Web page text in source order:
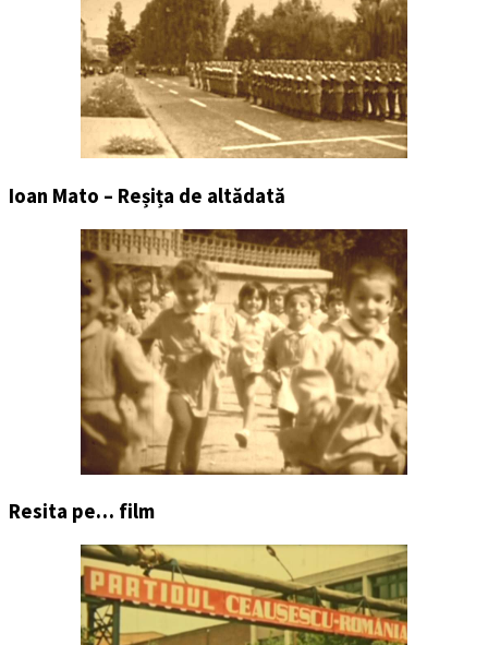
Ioan Mato – Reșița de altădată
Resita pe… film